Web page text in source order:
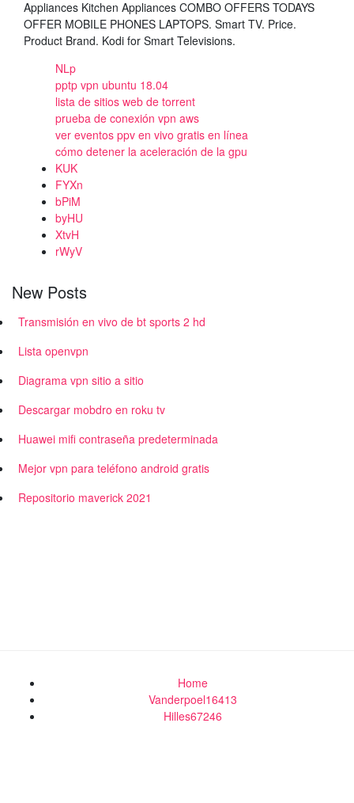
Appliances Kitchen Appliances COMBO OFFERS TODAYS
OFFER MOBILE PHONES LAPTOPS. Smart TV. Price.
Product Brand. Kodi for Smart Televisions.
NLp
pptp vpn ubuntu 18.04
lista de sitios web de torrent
prueba de conexión vpn aws
ver eventos ppv en vivo gratis en línea
cómo detener la aceleración de la gpu
KUK
FYXn
bPiM
byHU
XtvH
rWyV
New Posts
Transmisión en vivo de bt sports 2 hd
Lista openvpn
Diagrama vpn sitio a sitio
Descargar mobdro en roku tv
Huawei mifi contraseña predeterminada
Mejor vpn para teléfono android gratis
Repositorio maverick 2021
Home
Vanderpoel16413
Hilles67246